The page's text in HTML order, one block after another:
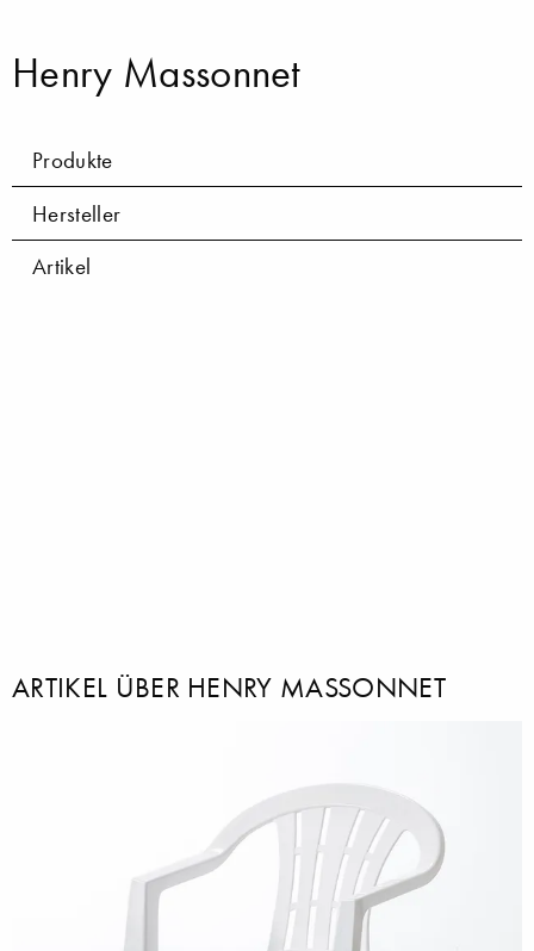
Henry Massonnet
Produkte
Hersteller
Artikel
ARTIKEL ÜBER HENRY MASSONNET